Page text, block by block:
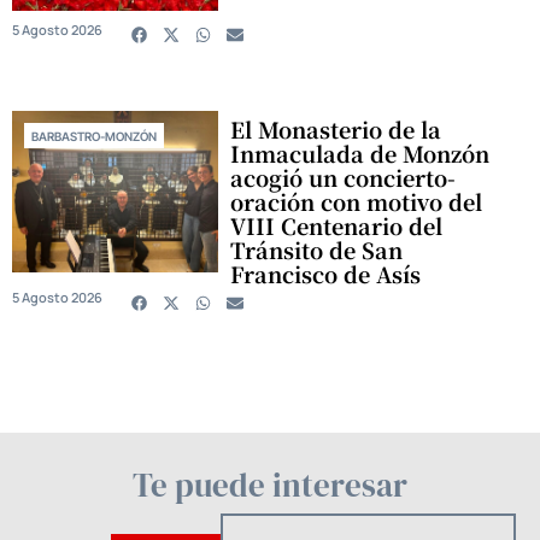
5 Agosto 2026
BARBASTRO-MONZÓN El Monasterio de la
Inmaculada de Monzón
acogió un concierto-
oración con motivo del
VIII Centenario del
Tránsito de San
Francisco de Asís
5 Agosto 2026
Te puede interesar